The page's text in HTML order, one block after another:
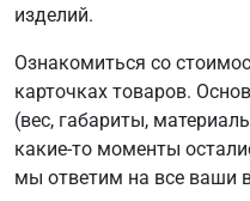
изделий.
Ознакомиться со
карточках товаров.
(вес, габариты,
какие-то моменты
мы ответим на все ваши